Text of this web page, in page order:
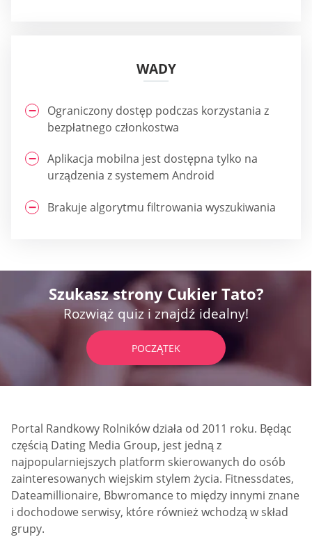
WADY
Ograniczony dostęp podczas korzystania z
bezpłatnego członkostwa
Aplikacja mobilna jest dostępna tylko na
urządzenia z systemem Android
Brakuje algorytmu filtrowania wyszukiwania
Szukasz strony Cukier Tato?
Rozwiąż quiz i znajdź idealny!
POCZĄTEK
Portal Randkowy Rolników działa od 2011 roku. Będąc
częścią Dating Media Group, jest jedną z
najpopularniejszych platform skierowanych do osób
zainteresowanych wiejskim stylem życia. Fitnessdates,
Dateamillionaire, Bbwromance to między innymi znane
i dochodowe serwisy, które również wchodzą w skład
grupy.